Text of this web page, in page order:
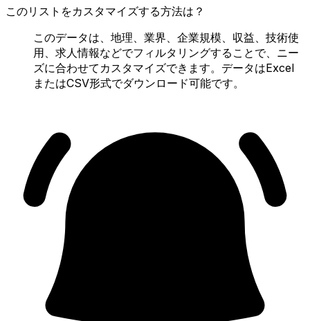
このリストをカスタマイズする方法は？
このデータは、地理、業界、企業規模、収益、技術使
用、求人情報などでフィルタリングすることで、ニー
ズに合わせてカスタマイズできます。データはExcel
またはCSV形式でダウンロード可能です。